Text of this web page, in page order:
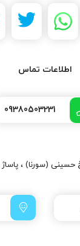
اطلاعات تماس
09380503231
(سورنا) ، پاساژ